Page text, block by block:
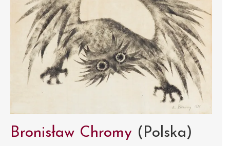
Bronisław Chromy (Polska)